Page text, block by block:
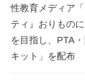
性教育メディア
ティ』おりもの
を目指し、PTA
キット」を配布